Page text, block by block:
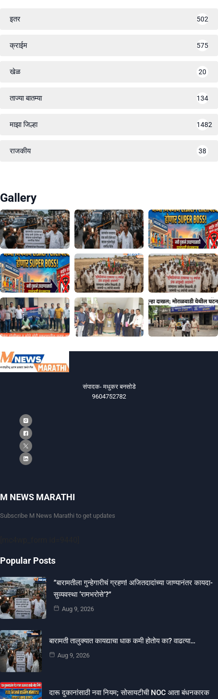
इतर 502
क्राईम 575
खेळ 20
ताज्या बातम्या 134
माझा जिल्हा 1482
राजकीय 38
Gallery
संपादक- मधुकर बनसोडे
9604752782
M NEWS MARATHI
Subscribe M News Marathi to get updates
Popular Posts
​”बारामतीला गुन्हेगारीचं ग्रहण! अजितदादांच्या जाण्यानंतर कायदा-
सुव्यवस्था ‘रामभरोसे’?”
Aug 9, 2026
बारामती तालुक्यात कायद्याचा धाक कमी होतोय का? वाढत्या…
Aug 9, 2026
दारू दुकानांसाठी नवा नियम; सोसायटीची NOC आता बंधनकारक